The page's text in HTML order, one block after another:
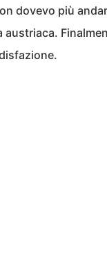
dovevo più
austriaca.